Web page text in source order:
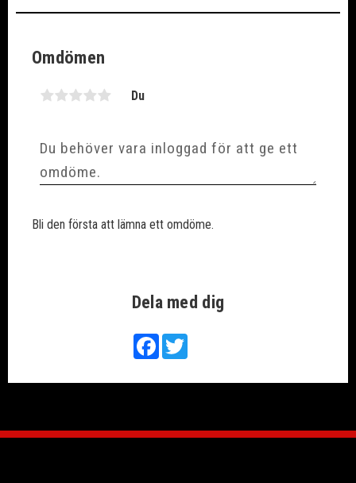
Dela med dig
FacebookTwitter
Omdömen
Du
Bli den första att lämna ett omdöme.